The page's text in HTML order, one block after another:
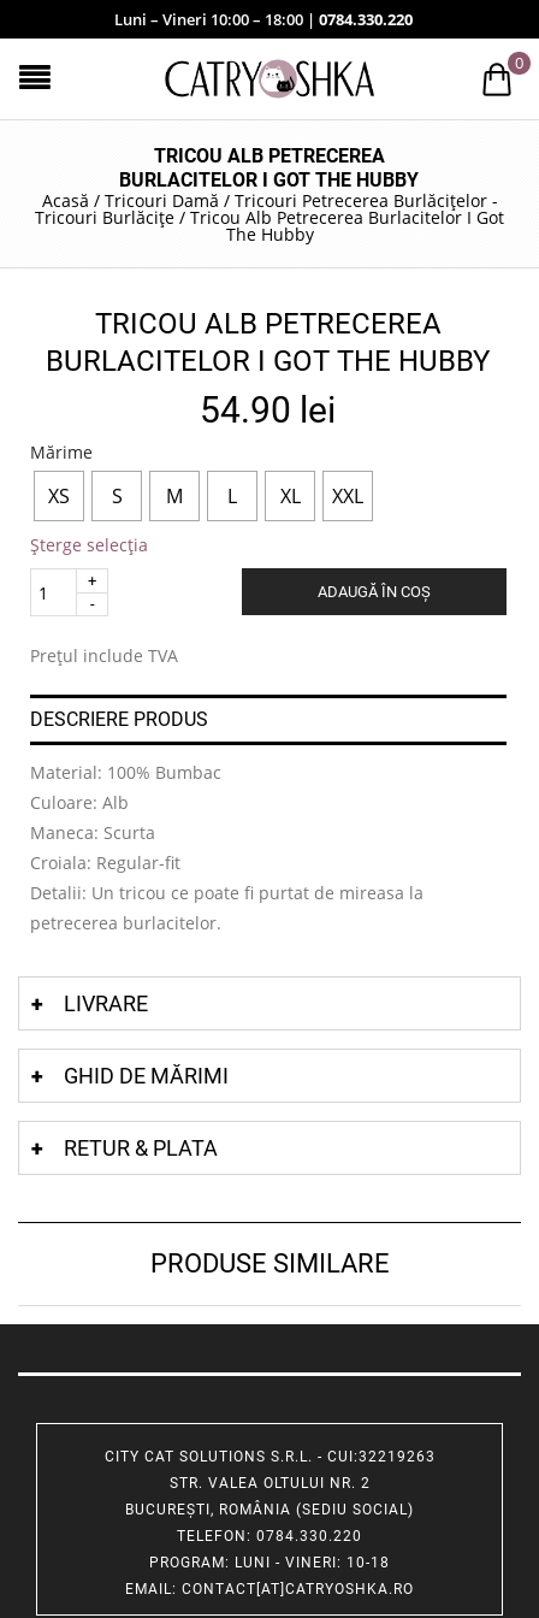
Luni – Vineri 10:00 – 18:00 | 0784.330.220
0
TRICOU ALB PETRECEREA
BURLACITELOR I GOT THE HUBBY
Acasă / Tricouri Damă / Tricouri Petrecerea Burlăcițelor -
Tricouri Burlăcițe / Tricou Alb Petrecerea Burlacitelor I Got
The Hubby
TRICOU ALB PETRECEREA
BURLACITELOR I GOT THE HUBBY
54.90 lei
Mărime
XS S M L XL XXL
Șterge selecția
Quantity
ADAUGĂ ÎN COȘ
Prețul include TVA
DESCRIERE PRODUS
Material: 100% Bumbac
Culoare: Alb
Maneca: Scurta
Croiala: Regular-fit
Detalii: Un tricou ce poate fi purtat de mireasa la
petrecerea burlacitelor.
LIVRARE
GHID DE MĂRIMI
RETUR & PLATA
PRODUSE SIMILARE
CITY CAT SOLUTIONS S.R.L. - CUI:32219263
STR. VALEA OLTULUI NR. 2
BUCUREȘTI, ROMÂNIA (SEDIU SOCIAL)
TELEFON : 0784.330.220
PROGRAM: LUNI - VINERI: 10-18
EMAIL: CONTACT[AT]CATRYOSHKA.RO